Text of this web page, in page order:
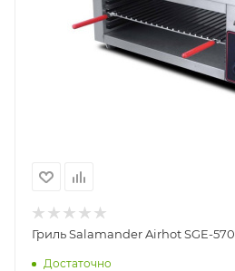
Гриль Salamander Airhot SGE-570
Достаточно